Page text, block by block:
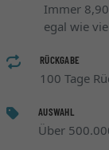
Immer
egal wie
RÜCKGABE
100 Tage
AUSWAHL
Über